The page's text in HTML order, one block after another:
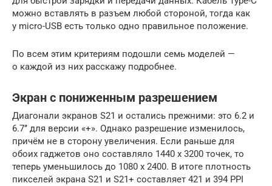
можно вставлять в разъем любой стороной, тогда как
у micro-USB есть только одно правильное положение.
По всем этим критериям подошли семь моделей —
о каждой из них расскажу подробнее.
Экран с пониженным разрешением
Диагонали экранов S21 и остались прежними: это 6.2 и
6.7’’ для версии «+». Однако разрешение изменилось,
причём не в сторону увеличения. Если раньше для
обоих гаджетов оно составляло 1440 x 3200 точек, то
теперь уменьшилось до 1080 x 2400. В итоге плотность
пикселей экрана S21 и S21+ составляет 421 и 394 PPI